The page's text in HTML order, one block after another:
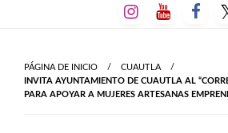
al
PÁGINA DE INICIO
CUAUTLA
INVITA AYUNTAMIENTO DE CUAUTLA AL
PARA APOYAR A MUJERES ARTESANAS